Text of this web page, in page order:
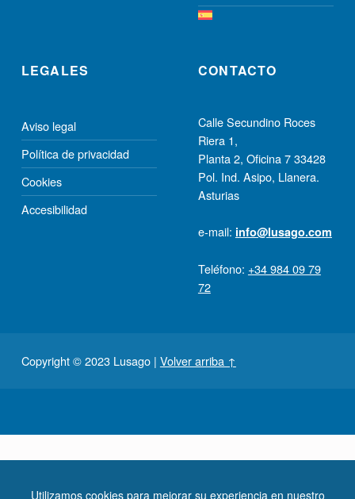
LEGALES
Aviso legal
Política de privacidad
Cookies
Accesibilidad
CONTACTO
Calle Secundino Roces
Riera 1,
Planta 2, Oﬁcina 7 33428
Pol. Ind. Asipo, Llanera.
Asturias
e-mail: info@lusago.com
Teléfono: +34 984 09 79
72
Copyright © 2023 Lusago | Volver arriba ↑
Utilizamos cookies para mejorar su experiencia en nuestro